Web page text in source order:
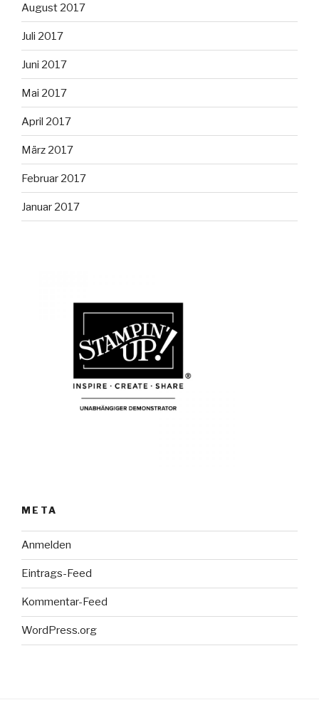
August 2017
Juli 2017
Juni 2017
Mai 2017
April 2017
März 2017
Februar 2017
Januar 2017
META
Anmelden
Eintrags-Feed
Kommentar-Feed
WordPress.org